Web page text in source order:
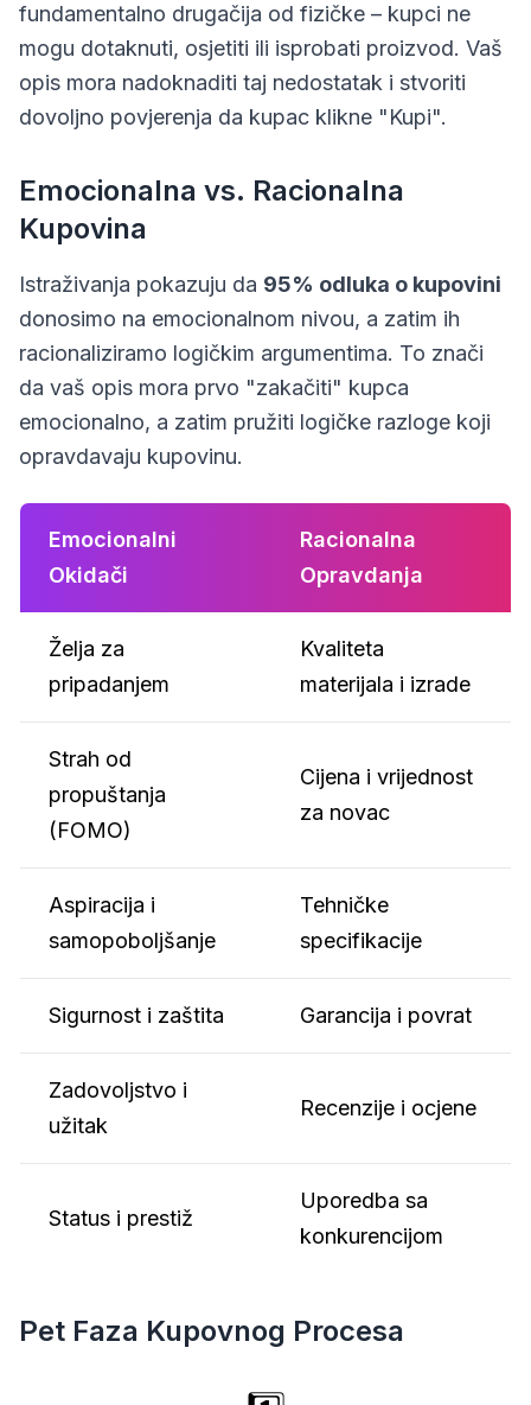
fundamentalno drugačija od fizičke – kupci ne
mogu dotaknuti, osjetiti ili isprobati proizvod. Vaš
opis mora nadoknaditi taj nedostatak i stvoriti
dovoljno povjerenja da kupac klikne "Kupi".
Emocionalna vs. Racionalna
Kupovina
Istraživanja pokazuju da 95% odluka o kupovini
donosimo na emocionalnom nivou, a zatim ih
racionaliziramo logičkim argumentima. To znači
da vaš opis mora prvo "zakačiti" kupca
emocionalno, a zatim pružiti logičke razloge koji
opravdavaju kupovinu.
Emocionalni
Okidači
Racionalna
Opravdanja
Želja za
pripadanjem
Kvaliteta
materijala i izrade
Strah od
propuštanja
(FOMO)
Cijena i vrijednost
za novac
Aspiracija i
samopoboljšanje
Tehničke
specifikacije
Sigurnost i zaštita Garancija i povrat
Zadovoljstvo i
užitak
Recenzije i ocjene
Status i prestiž
Uporedba sa
konkurencijom
Pet Faza Kupovnog Procesa